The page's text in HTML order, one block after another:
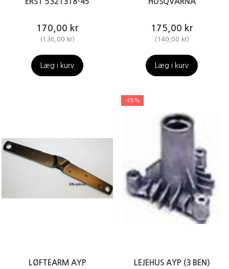
170,00 kr
( 136,00 kr)
Læg i kurv
175,00 kr
( 140,00 kr)
Læg i kurv
LØFTEARM AYP
-45%
LEJEHUS AYP (3 BEN)